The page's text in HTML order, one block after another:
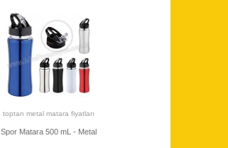
toptan metal matara fiyatları
Spor Matara 500 mL - Metal